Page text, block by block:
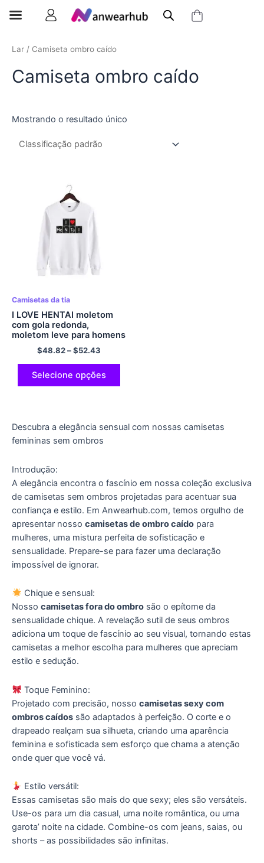
Lar / Camiseta ombro caído
Camiseta ombro caído
Mostrando o resultado único
Camisetas da tia
I LOVE HENTAI moletom
com gola redonda,
moletom leve para homens
e mulheres multicolorido
$48.82–$52.43
Selecione opções
Descubra a elegância sensual com nossas camisetas
femininas sem ombros
Introdução:
A elegância encontra o fascínio em nossa coleção exclusiva
de camisetas sem ombros projetadas para acentuar sua
confiança e estilo. Em Anwearhub.com, temos orgulho de
apresentar nosso camisetas de ombro caído para
mulheres, uma mistura perfeita de sofisticação e
sensualidade. Prepare-se para fazer uma declaração
impossível de ignorar.
Chique e sensual:
Nosso camisetas fora do ombro são o epítome da
sensualidade chique. A revelação sutil de seus ombros
adiciona um toque de fascínio ao seu visual, tornando estas
camisetas a melhor escolha para mulheres que apreciam
estilo e sedução.
Toque Feminino:
Projetado com precisão, nosso camisetas sexy com
ombros caídos são adaptados à perfeição. O corte e o
drapeado realçam sua silhueta, criando uma aparência
feminina e sofisticada sem esforço que chama a atenção
onde quer que você vá.
Estilo versátil:
Essas camisetas são mais do que sexy; eles são versáteis.
Use-os para um dia casual, uma noite romântica, ou uma
garota’ noite na cidade. Combine-os com jeans, saias, ou
shorts – as possibilidades são infinitas.